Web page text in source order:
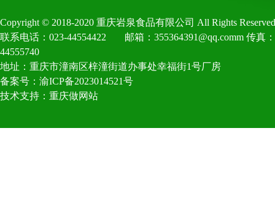
Copyright©2018-2020重庆岩泉食品有限公司
联系电话：023-44554422
邮箱：355364391@qq.comm传真
44555740
地址：重庆市潼南区梓潼街道办事处幸福街1号厂房
备案号：渝ICP备2023014521号
技术支持： 重庆做网站